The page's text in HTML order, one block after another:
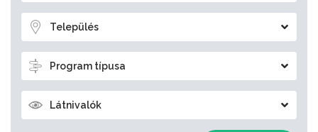
Település
Program típusa
Látnivalók